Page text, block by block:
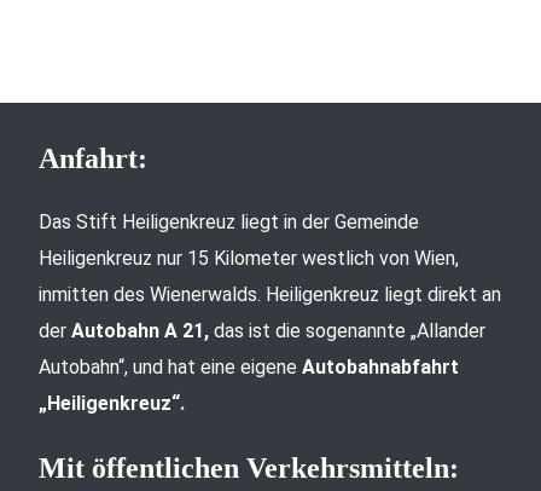
Anfahrt:
Das Stift Heiligenkreuz liegt in der Gemeinde
Heiligenkreuz nur 15 Kilometer westlich von Wien,
inmitten des Wienerwalds. Heiligenkreuz liegt direkt an
der Autobahn A 21, das ist die sogenannte „Allander
Autobahn“, und hat eine eigene Autobahnabfahrt
„Heiligenkreuz“.
Mit öffentlichen Verkehrsmitteln: